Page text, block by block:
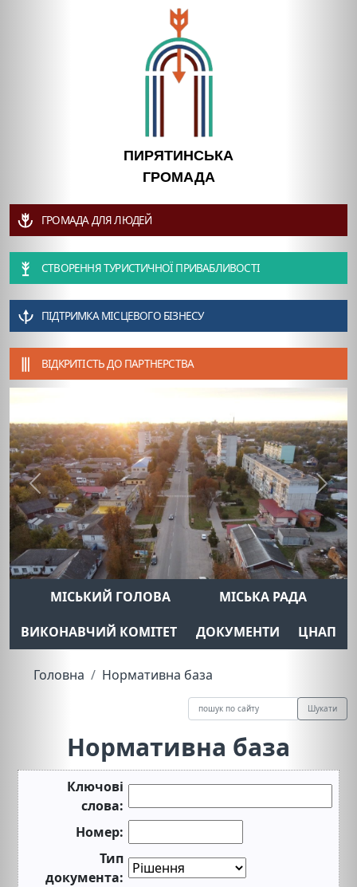
ПИРЯТИНСЬКА
ГРОМАДА
ГРОМАДА ДЛЯ ЛЮДЕЙ
СТВОРЕННЯ ТУРИСТИЧНОЇ ПРИВАБЛИВОСТІ
ПІДТРИМКА МІСЦЕВОГО БІЗНЕСУ
ВІДКРИТІСТЬ ДО ПАРТНЕРСТВА
Previous Next
МІСЬКИЙ ГОЛОВА
МІСЬКА РАДА
ВИКОНАВЧИЙ КОМІТЕТ
ДОКУМЕНТИ ЦНАП
Головна Нормативна база
Шукати
Нормативна база
Ключові
слова:
Номер:
Тип
документа: